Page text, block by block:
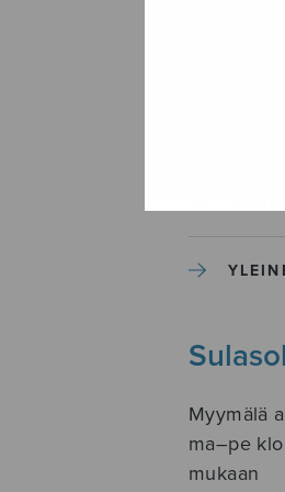
Myymälä
ma–pe
mukaan